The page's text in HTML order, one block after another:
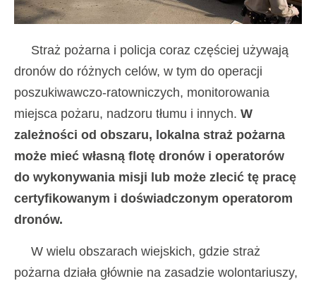
Straż pożarna i policja coraz częściej używają
dronów do różnych celów, w tym do operacji
poszukiwawczo-ratowniczych, monitorowania
miejsca pożaru, nadzoru tłumu i innych. W
zależności od obszaru, lokalna straż pożarna
może mieć własną flotę dronów i operatorów
do wykonywania misji lub może zlecić tę pracę
certyfikowanym i doświadczonym operatorom
dronów.
W wielu obszarach wiejskich, gdzie straż
pożarna działa głównie na zasadzie wolontariuszy,